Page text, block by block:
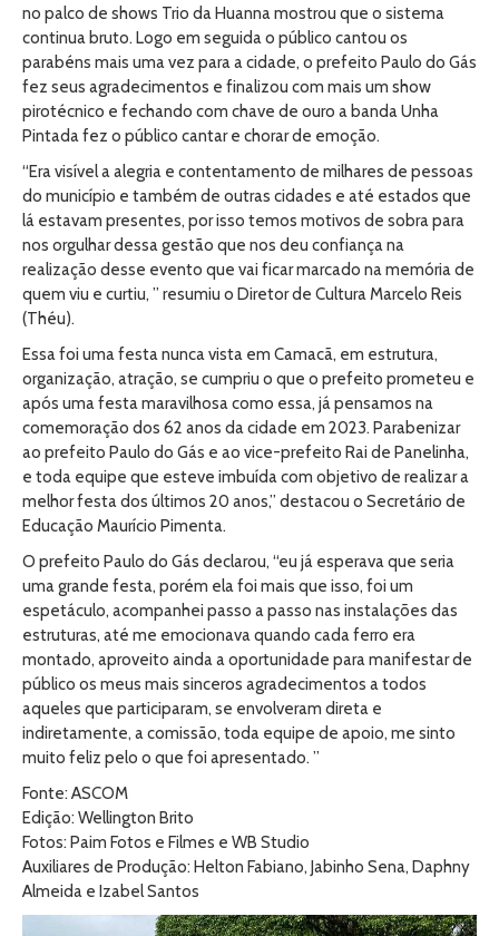
no palco de shows Trio da Huanna mostrou que o sistema
continua bruto. Logo em seguida o público cantou os
parabéns mais uma vez para a cidade, o prefeito Paulo do Gás
fez seus agradecimentos e finalizou com mais um show
pirotécnico e fechando com chave de ouro a banda Unha
Pintada fez o público cantar e chorar de emoção.
“Era visível a alegria e contentamento de milhares de pessoas
do município e também de outras cidades e até estados que
lá estavam presentes, por isso temos motivos de sobra para
nos orgulhar dessa gestão que nos deu confiança na
realização desse evento que vai ficar marcado na memória de
quem viu e curtiu, ” resumiu o Diretor de Cultura Marcelo Reis
(Théu).
Essa foi uma festa nunca vista em Camacã, em estrutura,
organização, atração, se cumpriu o que o prefeito prometeu e
após uma festa maravilhosa como essa, já pensamos na
comemoração dos 62 anos da cidade em 2023. Parabenizar
ao prefeito Paulo do Gás e ao vice-prefeito Rai de Panelinha,
e toda equipe que esteve imbuída com objetivo de realizar a
melhor festa dos últimos 20 anos,” destacou o Secretário de
Educação Maurício Pimenta.
O prefeito Paulo do Gás declarou, “eu já esperava que seria
uma grande festa, porém ela foi mais que isso, foi um
espetáculo, acompanhei passo a passo nas instalações das
estruturas, até me emocionava quando cada ferro era
montado, aproveito ainda a oportunidade para manifestar de
público os meus mais sinceros agradecimentos a todos
aqueles que participaram, se envolveram direta e
indiretamente, a comissão, toda equipe de apoio, me sinto
muito feliz pelo o que foi apresentado. ”
Fonte: ASCOM
Edição: Wellington Brito
Fotos: Paim Fotos e Filmes e WB Studio
Auxiliares de Produção: Helton Fabiano, Jabinho Sena, Daphny
Almeida e Izabel Santos